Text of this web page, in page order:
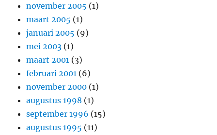
november 2005 (1)
maart 2005 (1)
januari 2005 (9)
mei 2003 (1)
maart 2001 (3)
februari 2001 (6)
november 2000 (1)
augustus 1998 (1)
september 1996 (15)
augustus 1995 (11)